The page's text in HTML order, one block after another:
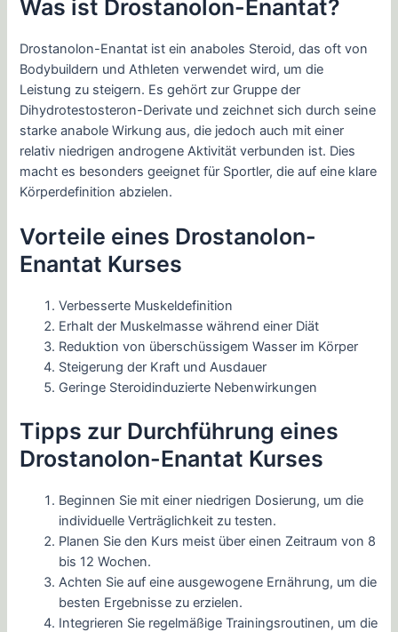
Was ist Drostanolon-Enantat?
Drostanolon-Enantat ist ein anaboles Steroid, das oft von
Bodybuildern und Athleten verwendet wird, um die
Leistung zu steigern. Es gehört zur Gruppe der
Dihydrotestosteron-Derivate und zeichnet sich durch seine
starke anabole Wirkung aus, die jedoch auch mit einer
relativ niedrigen androgene Aktivität verbunden ist. Dies
macht es besonders geeignet für Sportler, die auf eine klare
Körperdefinition abzielen.
Vorteile eines Drostanolon-
Enantat Kurses
Verbesserte Muskeldefinition
Erhalt der Muskelmasse während einer Diät
Reduktion von überschüssigem Wasser im Körper
Steigerung der Kraft und Ausdauer
Geringe Steroidinduzierte Nebenwirkungen
Tipps zur Durchführung eines
Drostanolon-Enantat Kurses
Beginnen Sie mit einer niedrigen Dosierung, um die
individuelle Verträglichkeit zu testen.
Planen Sie den Kurs meist über einen Zeitraum von 8
bis 12 Wochen.
Achten Sie auf eine ausgewogene Ernährung, um die
besten Ergebnisse zu erzielen.
Integrieren Sie regelmäßige Trainingsroutinen, um die